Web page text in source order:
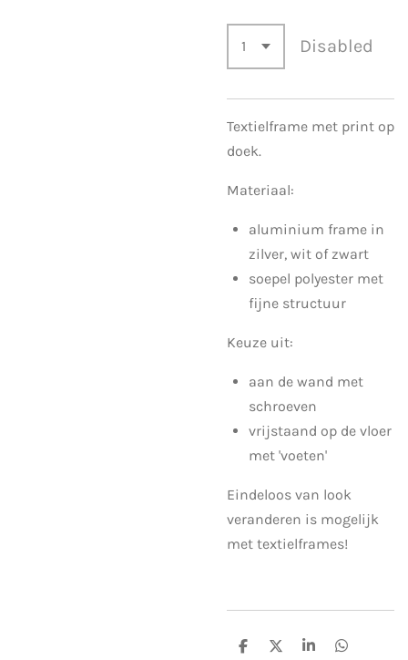
Disabled
Textielframe met print op
doek.
Materiaal:
aluminium frame in
zilver, wit of zwart
soepel polyester met
fijne structuur
Keuze uit:
aan de wand met
schroeven
vrijstaand op de vloer
met 'voeten'
Eindeloos van look
veranderen is mogelijk
met textielframes!
S
S
S
S